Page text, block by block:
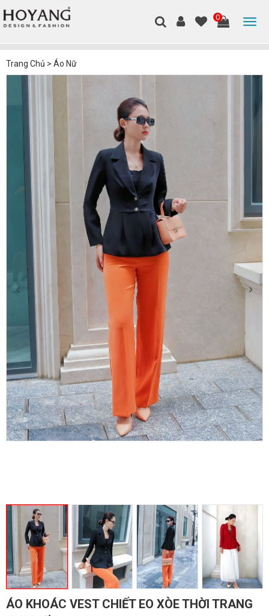
0
Trang Chủ > Áo Nữ
ÁO KHOÁC VEST CHIẾT EO XÒE THỜI TRANG